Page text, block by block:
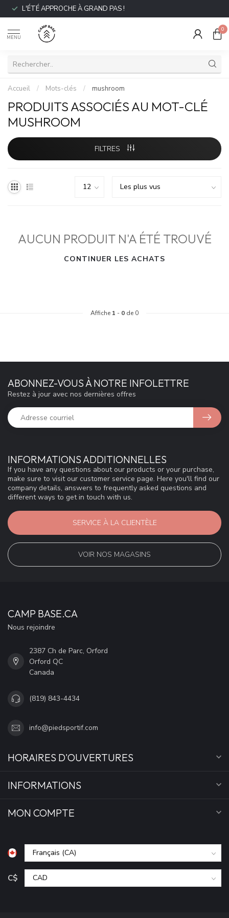
L'ÉTÉ APPROCHE À GRAND PAS !
MENU
0
Accueil / Mots-clés / mushroom
PRODUITS ASSOCIÉS AU MOT-CLÉ
MUSHROOM
FILTRES
AUCUN PRODUIT N'A ÉTÉ TROUVÉ
CONTINUER LES ACHATS
Affiche 1 - 0 de 0
INFORMATIONS ADDITIONNELLES
If you have any questions about our products or your purchase,
make sure to visit our customer service page. Here you'll find our
company details, answers to frequently asked questions and
different ways to get in touch with us.
SERVICE À LA CLIENTÈLE
VOIR NOS MAGASINS
ABONNEZ-VOUS À NOTRE INFOLETTRE
Restez à jour avec nos dernières offres
CAMP BASE.CA
Nous rejoindre
2387 Ch de Parc, Orford
Orford QC
Canada
(819) 843-4434
info@piedsportif.com
HORAIRES D'OUVERTURES
INFORMATIONS
MON COMPTE
C$